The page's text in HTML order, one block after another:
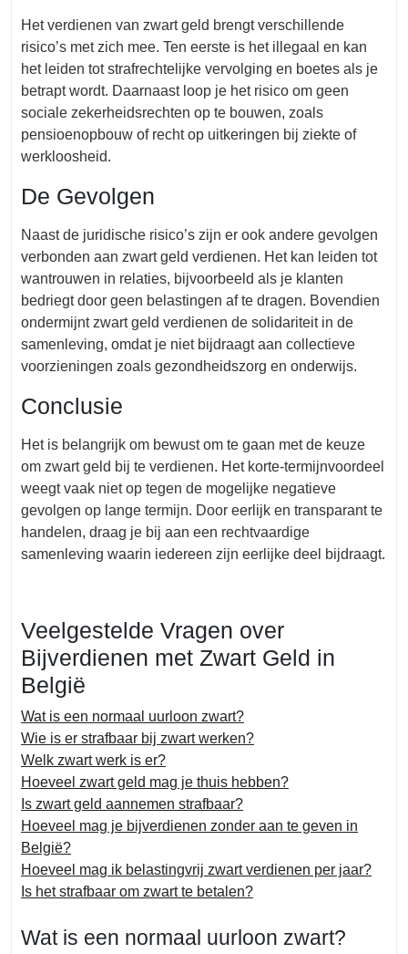
Het verdienen van zwart geld brengt verschillende
risico’s met zich mee. Ten eerste is het illegaal en kan
het leiden tot strafrechtelijke vervolging en boetes als je
betrapt wordt. Daarnaast loop je het risico om geen
sociale zekerheidsrechten op te bouwen, zoals
pensioenopbouw of recht op uitkeringen bij ziekte of
werkloosheid.
De Gevolgen
Naast de juridische risico’s zijn er ook andere gevolgen
verbonden aan zwart geld verdienen. Het kan leiden tot
wantrouwen in relaties, bijvoorbeeld als je klanten
bedriegt door geen belastingen af te dragen. Bovendien
ondermijnt zwart geld verdienen de solidariteit in de
samenleving, omdat je niet bijdraagt aan collectieve
voorzieningen zoals gezondheidszorg en onderwijs.
Conclusie
Het is belangrijk om bewust om te gaan met de keuze
om zwart geld bij te verdienen. Het korte-termijnvoordeel
weegt vaak niet op tegen de mogelijke negatieve
gevolgen op lange termijn. Door eerlijk en transparant te
handelen, draag je bij aan een rechtvaardige
samenleving waarin iedereen zijn eerlijke deel bijdraagt.
Veelgestelde Vragen over
Bijverdienen met Zwart Geld in
België
Wat is een normaal uurloon zwart?
Wie is er strafbaar bij zwart werken?
Welk zwart werk is er?
Hoeveel zwart geld mag je thuis hebben?
Is zwart geld aannemen strafbaar?
Hoeveel mag je bijverdienen zonder aan te geven in
België?
Hoeveel mag ik belastingvrij zwart verdienen per jaar?
Is het strafbaar om zwart te betalen?
Wat is een normaal uurloon zwart?